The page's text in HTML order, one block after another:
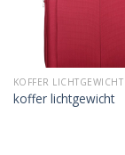
KOFFER LICHTGEWICHT
koffer lichtgewicht